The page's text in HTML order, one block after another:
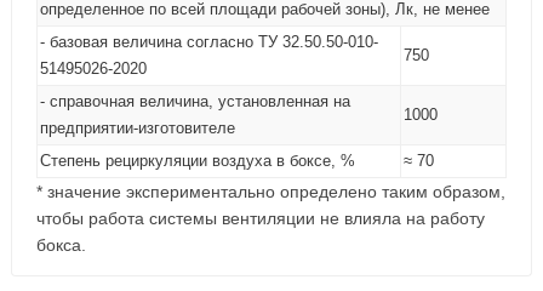
определенное по всей площади рабочей зоны), Лк, не менее
- базовая величина согласно ТУ 32.50.50-010-
51495026-2020
750
- справочная величина, установленная на
предприятии-изготовителе
1000
Степень рециркуляции воздуха в боксе, % ≈ 70
* значение экспериментально определено таким образом,
чтобы работа системы вентиляции не влияла на работу
бокса.